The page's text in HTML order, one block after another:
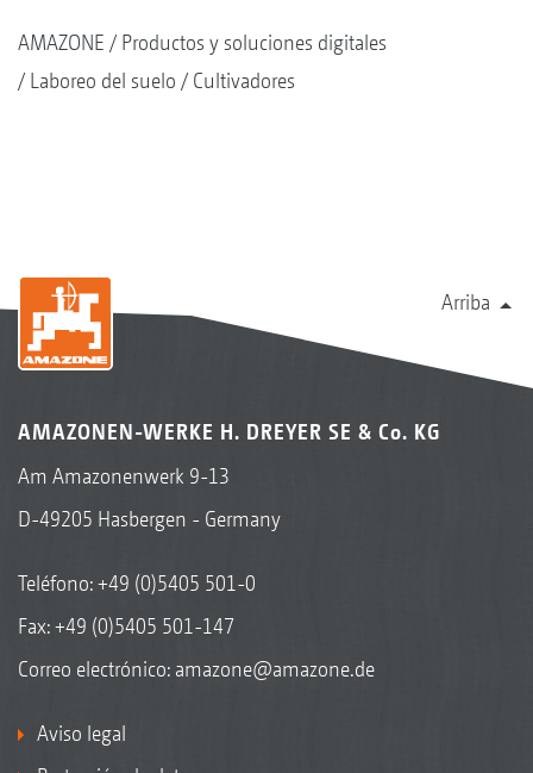
AMAZONE
Productos y soluciones digitales
Laboreo del suelo
Cultivadores
Arriba
AMAZONEN-WERKE H. DREYER SE & Co. KG
Am Amazonenwerk 9-13
D-49205 Hasbergen - Germany
Teléfono:+49 (0)5405 501-0
Fax: +49 (0)5405 501-147
Correo electrónico: amazone@amazone.de
Aviso legal